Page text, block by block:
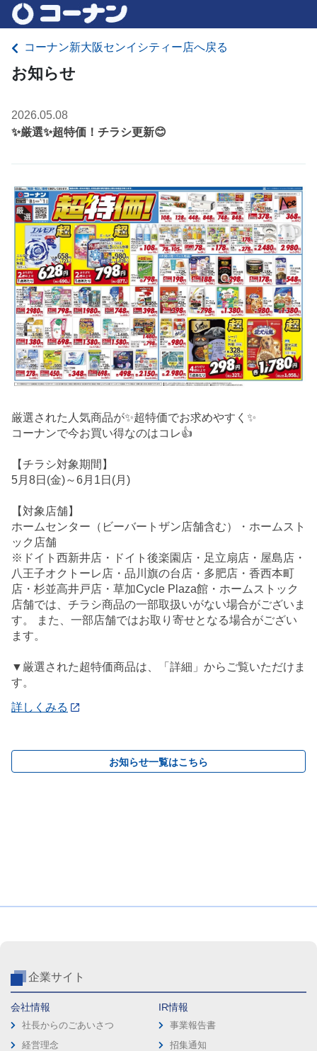
コーナン新大阪センイシティー店へ戻る
お知らせ
2026.05.08
✨厳選✨超特価！チラシ更新😊
厳選された人気商品が✨超特価でお求めやすく✨
コーナンで今お買い得なのはコレ👍
【チラシ対象期間】
5月8日(金)～6月1日(月)
【対象店舗】
ホームセンター（ビーバートザン店舗含む）・ホームスト
ック店舗
※ドイト西新井店・ドイト後楽園店・足立扇店・屋島店・
八王子オクトーレ店・品川旗の台店・多肥店・香西本町
店・杉並高井戸店・草加Cycle Plaza館・ホームストック
店舗では、チラシ商品の一部取扱いがない場合がございま
す。 また、一部店舗ではお取り寄せとなる場合がござい
ます。
▼厳選された超特価商品は、「詳細」からご覧いただけま
す。
詳しくみる
お知らせ一覧はこちら
企業サイト
会社情報
社長からのごあいさつ
経営理念
IR情報
事業報告書
招集通知